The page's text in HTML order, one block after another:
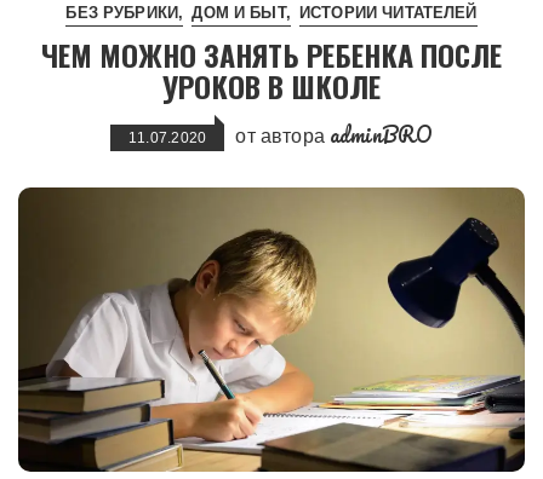
БЕЗ РУБРИКИ ДОМ И БЫТ ИСТОРИИ ЧИТАТЕЛЕЙ
ЧЕМ МОЖНО ЗАНЯТЬ РЕБЕНКА ПОСЛЕ
УРОКОВ В ШКОЛЕ
11.07.2020 от автора adminBRO